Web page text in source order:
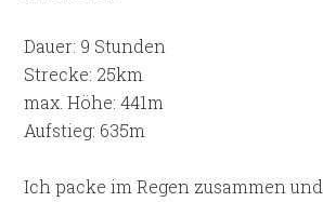
Dauer: 9 Stunden
Strecke: 25km
max. Höhe: 441m
Aufstieg: 635m
Ich packe im Regen zusammen